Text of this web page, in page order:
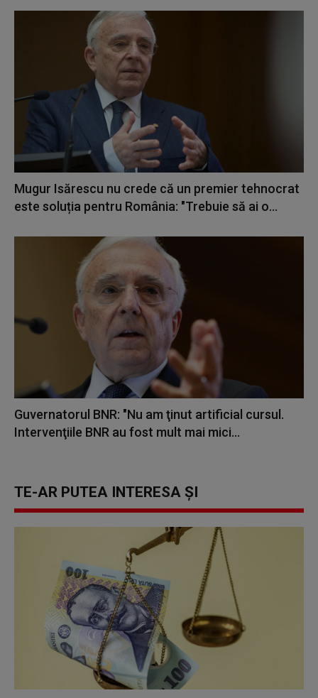
Mugur Isărescu nu crede că un premier tehnocrat
este soluția pentru România: "Trebuie să ai o...
Guvernatorul BNR: "Nu am ţinut artificial cursul.
Intervenţiile BNR au fost mult mai mici...
TE-AR PUTEA INTERESA ȘI